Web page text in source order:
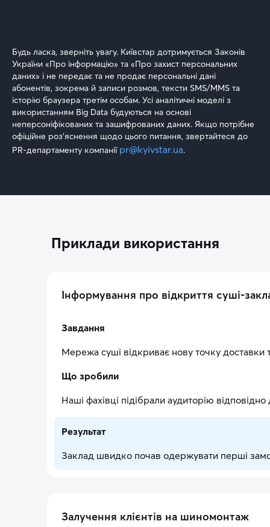
Будь ласка, зверніть увагу. Київстар дотримується Законів
України «Про інформацію» та «Про захист персональних
даних» і не передає та не продає персональні дані
абонентів, зокрема й записи розмов, тексти SMS/MMS та
історію браузера третім особам. Усі аналітичні моделі з
використанням Big Data будуються на основі
неперсоніфікованих та зашифрованих даних. Якщо потрібне
офіційне роз’яснення щодо цього питання, звертайтеся до
PR-департаменту компанії pr@kyivstar.ua.
Приклади використання
Інформування про відкриття суші-
Завдання
Мережа суші відкриває нову точку доставки
Що зробили
Наші фахівці підібрали аудиторію
Результат
Заклад швидко почав одержувати перші
Залучення клієнтів на шиномонтаж